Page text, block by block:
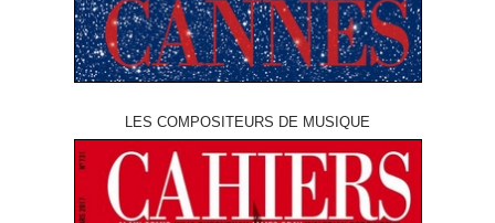
LES COMPOSITEURS DE MUSIQUE